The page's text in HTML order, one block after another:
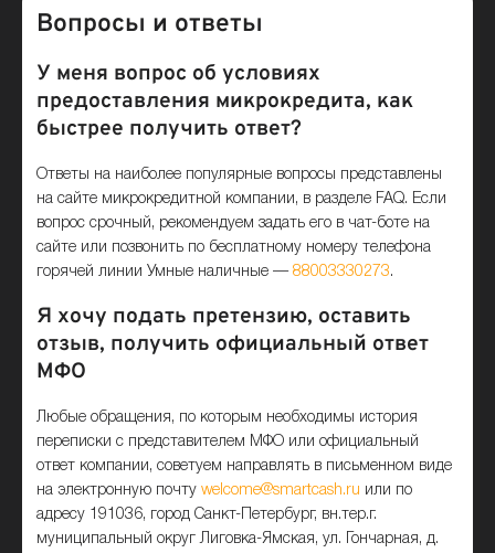
Вопросы и ответы
У меня вопрос об условиях
предоставления микрокредита, как
быстрее получить ответ?
Ответы на наиболее популярные вопросы представлены
на сайте микрокредитной компании, в разделе FAQ. Если
вопрос срочный, рекомендуем задать его в чат-боте на
сайте или позвонить по бесплатному номеру телефона
горячей линии Умные наличные —88003330273.
Я хочу подать претензию, оставить
отзыв, получить официальный ответ
МФО
Любые обращения, по которым необходимы история
переписки с представителем МФО или официальный
ответ компании, советуем направлять в письменном виде
на электронную почтуwelcome@smartcash.ru или по
адресу 191036, город Санкт-Петербург, вн.тер.г.
муниципальный округ Лиговка-Ямская, ул. Гончарная, д.